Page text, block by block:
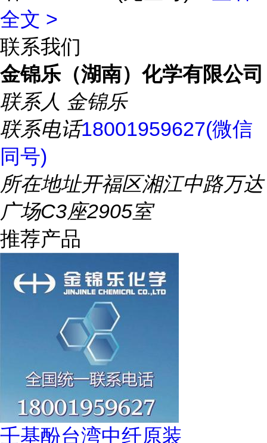
全文 >
联系我们
金锦乐（湖南）化学有限公司
联系人 金锦乐
联系电话18001959627(微信
同号)
所在地址开福区湘江中路万达
广场C3座2905室
推荐产品
壬基酚台湾中纤原装